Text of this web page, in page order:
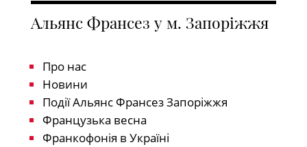
Альянс Франсез у м. Запоріжжя
Про нас
Новини
Події Альянс Франсез Запоріжжя
Французька весна
Франкофонія в Україні